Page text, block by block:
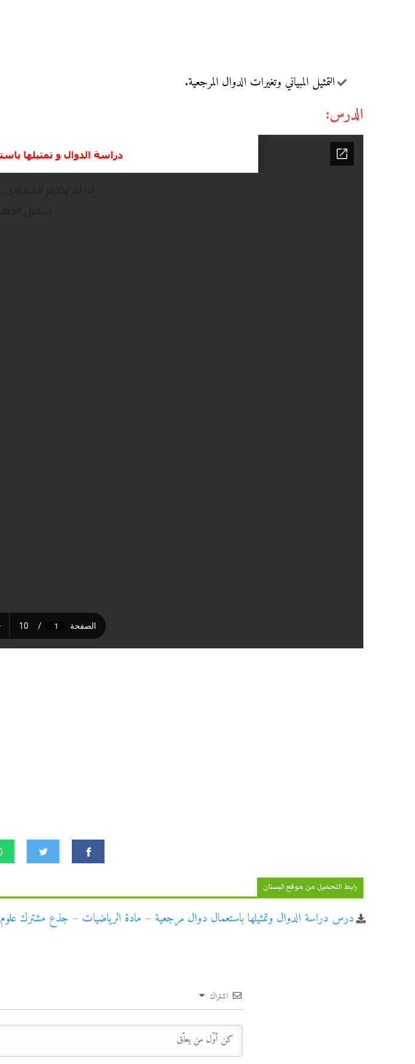
التمثيل المبياني وتغيرات الدوال المرجعية.
الدرس:
رابط التحميل من موقع البستان
درس دراسة الدوال وتمثيلها باستعمال دوال مرجعية – مادة الرياضيات – جذع مشترك علوم
اشتراك